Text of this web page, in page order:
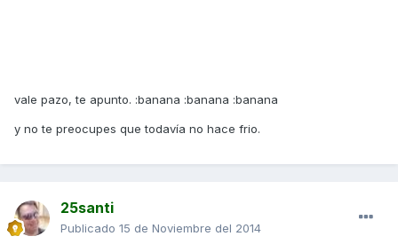
vale pazo, te apunto. :banana :banana :banana
y no te preocupes que todavía no hace frio.
25santi
Publicado 15 de Noviembre del 2014